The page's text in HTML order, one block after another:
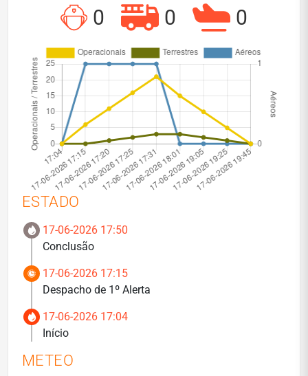
0 0 0
ESTADO
17-06-2026 17:50
Conclusão
17-06-2026 17:15
Despacho de 1º Alerta
17-06-2026 17:04
Início
METEO